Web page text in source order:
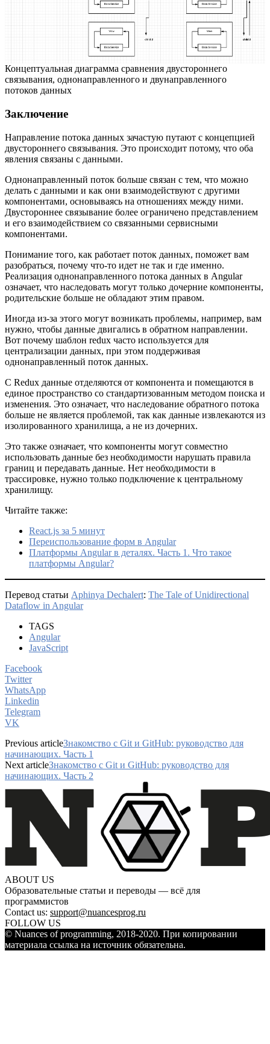
Концептуальная диаграмма сравнения двустороннего
связывания, однонаправленного и двунаправленного
потоков данных
Заключение
Направление потока данных зачастую путают с концепцией
двустороннего связывания. Это происходит потому, что оба
явления связаны с данными.
Однонаправленный поток больше связан с тем, что можно
делать с данными и как они взаимодействуют с другими
компонентами, основываясь на отношениях между ними.
Двустороннее связывание более ограничено представлением
и его взаимодействием со связанными сервисными
компонентами.
Понимание того, как работает поток данных, поможет вам
разобраться, почему что-то идет не так и где именно.
Реализация однонаправленного потока данных в Angular
означает, что наследовать могут только дочерние компоненты,
родительские больше не обладают этим правом.
Иногда из-за этого могут возникать проблемы, например, вам
нужно, чтобы данные двигались в обратном направлении.
Вот почему шаблон redux часто используется для
централизации данных, при этом поддерживая
однонаправленный поток данных.
С Redux данные отделяются от компонента и помещаются в
единое пространство со стандартизованным методом поиска и
изменения. Это означает, что наследование обратного потока
больше не является проблемой, так как данные извлекаются из
изолированного хранилища, а не из дочерних.
Это также означает, что компоненты могут совместно
использовать данные без необходимости нарушать правила
границ и передавать данные. Нет необходимости в
трассировке, нужно только подключение к центральному
хранилищу.
Читайте также:
React.js за 5 минут
Переиспользование форм в Angular
Платформы Angular в деталях. Часть 1. Что такое
платформы Angular?
Перевод статьи Aphinya Dechalert: The Tale of Unidirectional
Dataflow in Angular
TAGS
Angular
JavaScript
Facebook
Twitter
WhatsApp
Linkedin
Telegram
VK
Previous articleЗнакомство с Git и GitHub: руководство для
начинающих. Часть 1
Next articleЗнакомство с Git и GitHub: руководство для
начинающих. Часть 2
ABOUT US
Образовательные статьи и переводы — всё для
программистов
Contact us: support@nuancesprog.ru
FOLLOW US
© Nuances of programming, 2018-2020. При копировании
материала ссылка на источник обязательна.